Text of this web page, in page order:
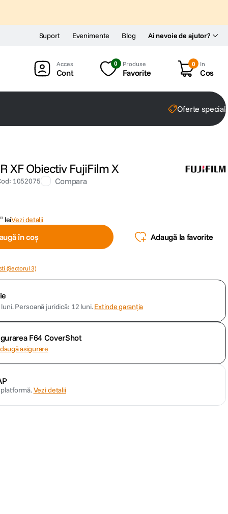
Ai nevoie de ajutor?
Suport Evenimente Blog
Cont
0 Produse
Favorite
0 In
Cos
Oferte
XF Obiectiv FujiFilm X
: 1052075 Compara
leiVezi detalii
în coș Adaugă la favorite
(Sectorul 3)
Persoană juridică: 12 luni.Extinde garanția
F64 CoverShot
asigurare
Vezi detalii